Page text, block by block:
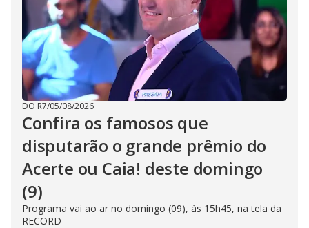
DO R7/05/08/2026
Confira os famosos que
disputarão o grande prêmio do
Acerte ou Caia! deste domingo
(9)
Programa vai ao ar no domingo (09), às 15h45, na tela da
RECORD